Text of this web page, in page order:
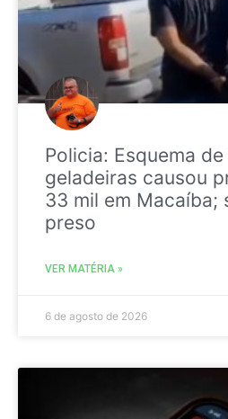
Policia: Esquema
geladeiras causou
33 mil em Macaíba;
preso
VER MATÉRIA »
6 de agosto de 2026